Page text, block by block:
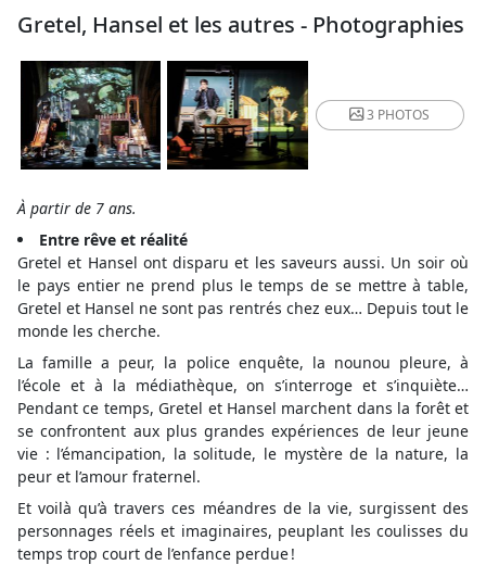
Gretel, Hansel et les autres - Photographies
3 PHOTOS
À partir de 7 ans.
Entre rêve et réalité
Gretel et Hansel ont disparu et les saveurs aussi. Un soir où
le pays entier ne prend plus le temps de se mettre à table,
Gretel et Hansel ne sont pas rentrés chez eux… Depuis tout le
monde les cherche.
La famille a peur, la police enquête, la nounou pleure, à
l’école et à la médiathèque, on s’interroge et s’inquiète…
Pendant ce temps, Gretel et Hansel marchent dans la forêt et
se confrontent aux plus grandes expériences de leur jeune
vie : l’émancipation, la solitude, le mystère de la nature, la
peur et l’amour fraternel.
Et voilà qu’à travers ces méandres de la vie, surgissent des
personnages réels et imaginaires, peuplant les coulisses du
temps trop court de l’enfance perdue !